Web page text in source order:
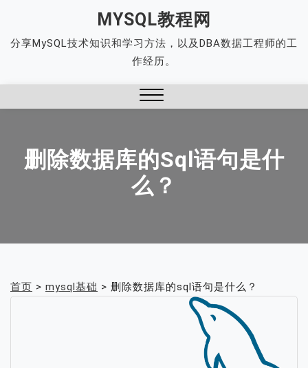
content
MYSQL教程网
分享MySQL技术知识和学习方法，以及DBA数据工程师的工
作经历。
删除数据库的sql语句是什
么？
首页 > mysql基础 > 删除数据库的sql语句是什么？